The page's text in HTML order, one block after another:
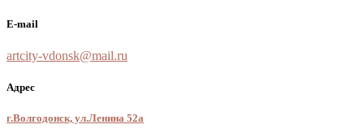
E-mail
artcity-vdonsk@mail.ru
Адрес
г.Волгодонск, ул.Ленина 52а